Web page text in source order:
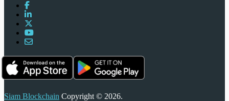
Siam Blockchain Copyright © 2026.